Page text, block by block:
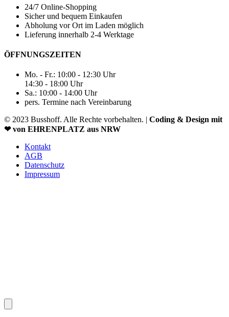
24/7 Online-Shopping
Sicher und bequem Einkaufen
Abholung vor Ort im Laden möglich
Lieferung innerhalb 2-4 Werktage
ÖFFNUNGSZEITEN
Mo. - Fr.: 10:00 - 12:30 Uhr
14:30 - 18:00 Uhr
Sa.: 10:00 - 14:00 Uhr
pers. Termine nach Vereinbarung
© 2023 Busshoff. Alle Rechte vorbehalten. | Coding & Design mit
❤ von EHRENPLATZ aus NRW
Kontakt
AGB
Datenschutz
Impressum